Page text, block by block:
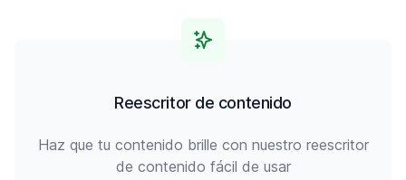
Reescritor de contenido
Haz que tu contenido brille con nuestro reescritor
de contenido fácil de usar